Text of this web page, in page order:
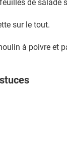
de salade
sur le tout.
à poivre et